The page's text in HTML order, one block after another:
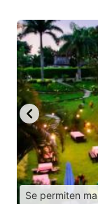
Se permiten